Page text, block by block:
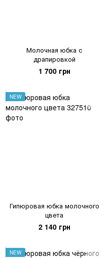
Молочная юбка с
драпировкой
1 700 грн
NEW
Гипюровая юбка молочного
цвета
2 140 грн
NEW